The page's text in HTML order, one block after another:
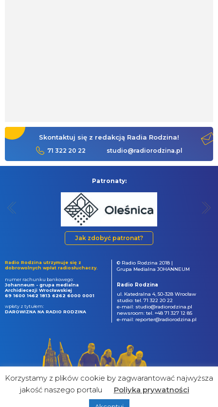
Skontaktuj się z redakcją Radia Rodzina!
71 322 20 22 studio@radiorodzina.pl
Patronaty:
Jak zdobyć patronat?
Radio Rodzina utrzymuje się z
dobrowolnych wpłat radiosłuchaczy.
numer rachunku bankowego:
Johanneum - grupa medialna
Archidiecezji Wrocławskiej
69 1600 1462 1813 6262 6000 0001
wpłaty z tytułem:
DAROWIZNA NA RADIO RODZINA
© Radio Rodzina 2018 |
Grupa Medialna JOHANNEUM
Radio Rodzina
ul. Katedralna 4, 50-328 Wrocław
studio: tel. 71 322 20 22
e-mail: studio@radiorodzina.pl
newsroom: tel. +48 71 327 12 85
e-mail: reporter@radiorodzina.pl
Korzystamy z plików cookie by zagwarantować najwyższa
jakość naszego portalu
Poliyka prywatności